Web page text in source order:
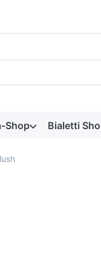
Sie tippen,
Shop Bialetti